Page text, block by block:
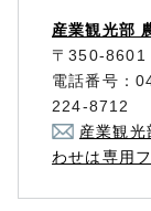
産業観光部
〒350-8601
電話番号：
224-8712
産業観
わせは専用